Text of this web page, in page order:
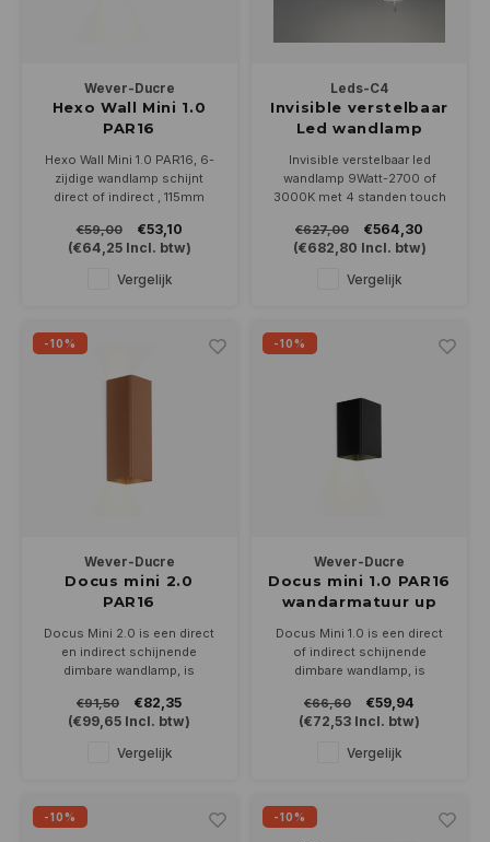
Wever-Ducre
Hexo Wall Mini 1.0
PAR16
down
Hexo Wall Mini 1.0 PAR16, 6-
zijdige wandlamp schijnt
direct of indirect , 115mm
Geschikt voor PAR16 ledlamp
met GU10 fitting, leverbaar in
4 kleuren, rechtstreeks op
230Volt aangesloten en is
€59,00
€53,10
(€64,25Incl. btw)
Vergelijk
Leds-C4
Invisible verstelbaar
Led wandlamp
Invisible verstelbaar led
wandlamp 9Watt-2700 of
3000K met 4 standen touch
€627,00
€564,30
(€682,80 Incl. btw)
Vergelijk
-10%
Wever-Ducre
Docus mini 2.0
PAR16
up/down GU10
Docus Mini 2.0 is een direct
en indirect schijnende
dimbare wandlamp, is
goud en geborsteld
aluminium. Geschikt voor 2
PAR16 ledlampen met een
GU10 fitting.
€91,50
€82,35
(€99,65 Incl. btw)
Vergelijk
-10%
Wever-Ducre
Docus mini 1.0 PAR16
wandarmatuur up
Docus Mini 1.0 is een direct
of indirect schijnende
dimbare wandlamp, is
goud en geborsteld
aluminium. Geschikt voor een
PAR16 ledlamp met een GU10
fitting.
€66,60
€59,94
(€72,53 Incl. btw)
Vergelijk
-10% -10%